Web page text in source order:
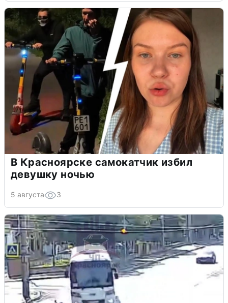
В Красноярске самокатчик избил
девушку ночью
5 августа 3